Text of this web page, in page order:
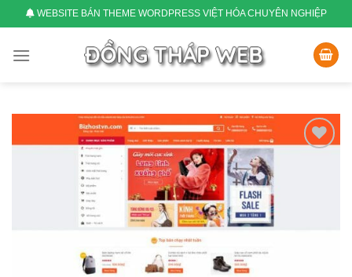
to
content
WEBSITE BÁN THEME WORDPRESS VIỆT HÓA CHUYÊN NGHIỆP